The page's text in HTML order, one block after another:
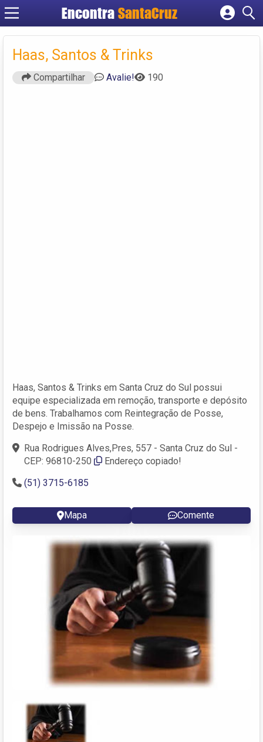
Encontra
Cadastrar empresa
Criar conta
Haas, Santos & Trinks
Compartilhar Avalie! 190
Haas, Santos & Trinks em Santa Cruz do Sul possui
equipe especializada em remoção, transporte e depósito
de bens. Trabalhamos com Reintegração de Posse,
Despejo e Imissão na Posse.
Rua Rodrigues Alves,Pres, 557 - Santa Cruz do Sul -
CEP: 96810-250
Endereço copiado!
(51) 3715-6185
Mapa Comente